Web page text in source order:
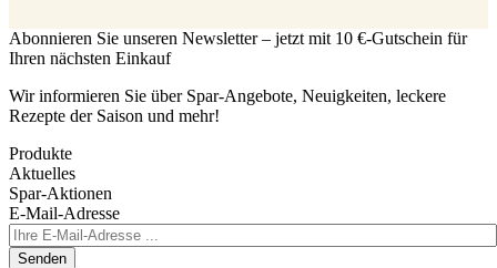
Abonnieren Sie unseren Newsletter – jetzt mit 10 €-Gutschein für
Ihren nächsten Einkauf
Wir informieren Sie über Spar-Angebote, Neuigkeiten, leckere
Rezepte der Saison und mehr!
Produkte
Aktuelles
Spar-Aktionen
E-Mail-Adresse
Senden